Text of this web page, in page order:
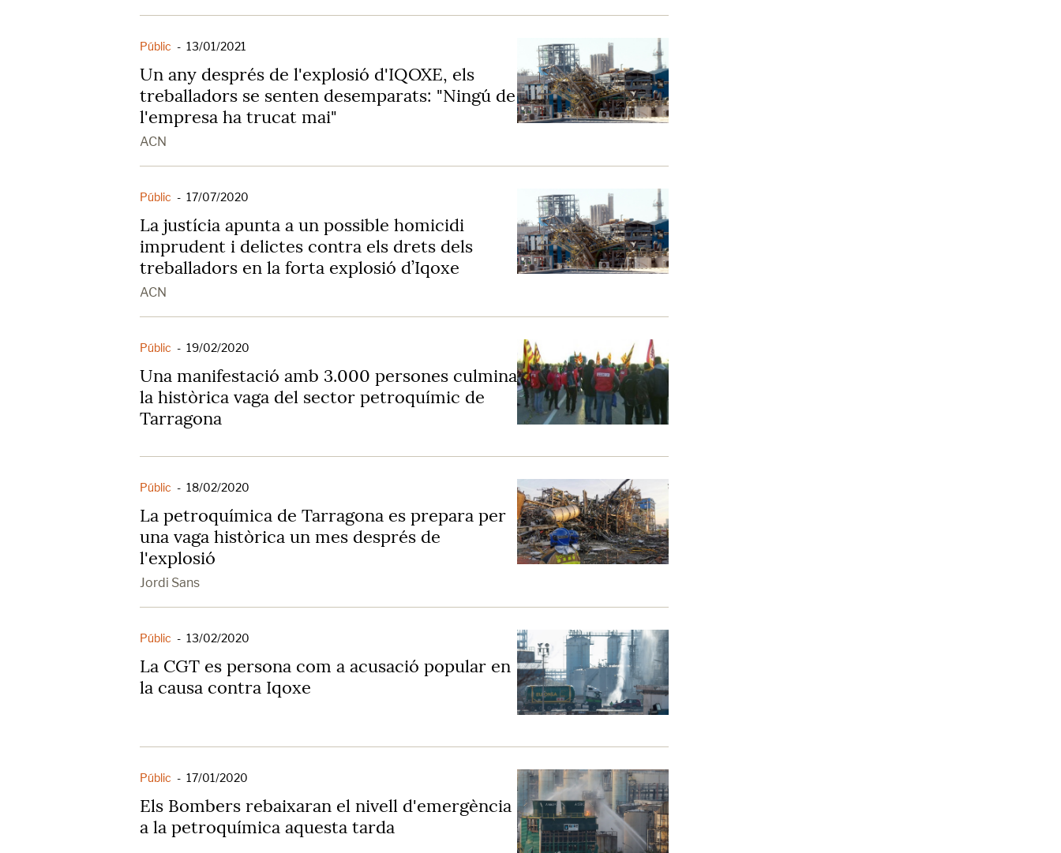
Públic - 13/01/2021
Un any després de l'explosió d'IQOXE, els
treballadors se senten desemparats: "Ningú de
l'empresa ha trucat mai"
ACN
Públic - 17/07/2020
La justícia apunta a un possible homicidi
imprudent i delictes contra els drets dels
treballadors en la forta explosió d’Iqoxe
ACN
Públic - 19/02/2020
Una manifestació amb 3.000 persones culmina
la històrica vaga del sector petroquímic de
Tarragona
Públic - 18/02/2020
La petroquímica de Tarragona es prepara per
una vaga històrica un mes després de
l'explosió
Jordi Sans
Públic - 13/02/2020
La CGT es persona com a acusació popular en
la causa contra Iqoxe
Públic - 17/01/2020
Els Bombers rebaixaran el nivell d'emergència
a la petroquímica aquesta tarda